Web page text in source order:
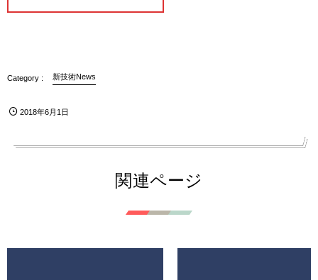
新技術News
2018年6月1日
関連ページ